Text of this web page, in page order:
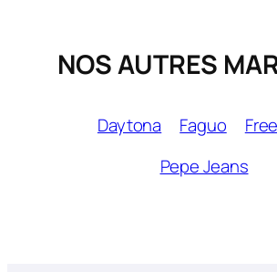
NOS AUTRES
Daytona Faguo
Pepe Jeans